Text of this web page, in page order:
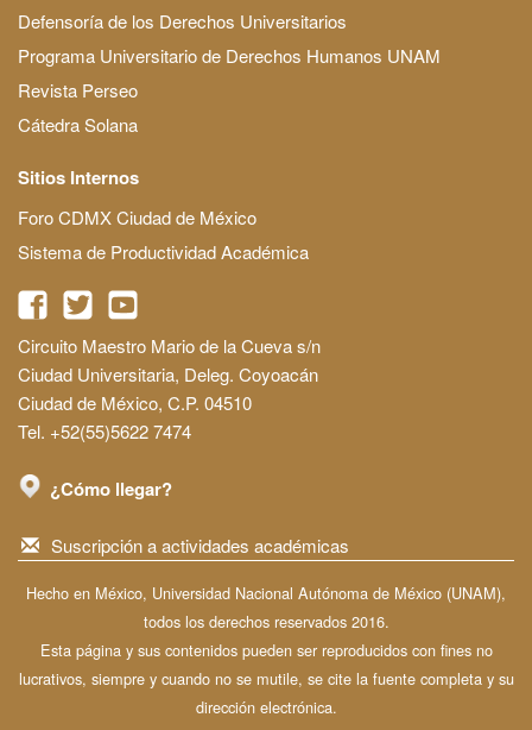
Defensoría de los Derechos Universitarios
Programa Universitario de Derechos Humanos UNAM
Revista Perseo
Cátedra Solana
Sitios Internos
Foro CDMX Ciudad de México
Sistema de Productividad Académica
Circuito Maestro Mario de la Cueva s/n
Ciudad Universitaria, Deleg. Coyoacán
Ciudad de México, C.P. 04510
Tel. +52(55)5622 7474
¿Cómo llegar?
Suscripción a actividades académicas
Hecho en México, Universidad Nacional Autónoma de México (UNAM),
todos los derechos reservados 2016.
Esta página y sus contenidos pueden ser reproducidos con fines no
lucrativos, siempre y cuando no se mutile, se cite la fuente completa y su
dirección electrónica.